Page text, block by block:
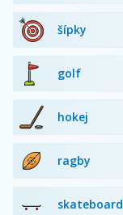
šípky
golf
hokej
ragby
skateboard